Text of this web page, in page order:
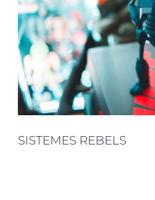
SISTEMES REBELS